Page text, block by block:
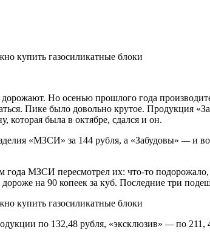
Но осенью прошлого года
Пике было довольно крутое. Продукция
которая была в октябре, сдался и он.
«МЗСИ» за 144 рубля, а «Забудовы» —и
МЗСИ пересмотрел их: что-то
на 90 копеек за куб. Последние три
по 132,48 рубля, «эксклюзив» —по 211,